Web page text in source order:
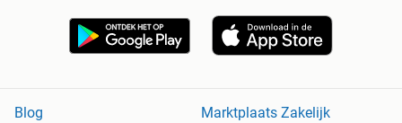
Blog
Marktplaats Zakelijk